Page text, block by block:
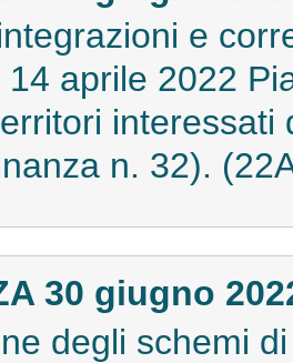
e
14 aprile 2022
n. 32).
30 giugno
degli schemi